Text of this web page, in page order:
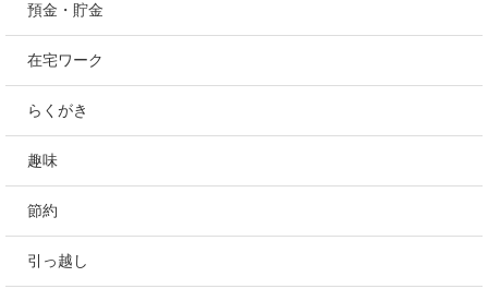
預金・貯金
在宅ワーク
らくがき
趣味
節約
引っ越し